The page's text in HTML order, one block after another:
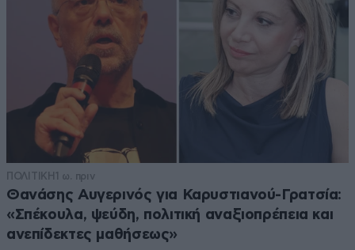
ΠΟΛΙΤΙΚΗ 1 ω. πριν
Θανάσης Αυγερινός για Καρυστιανού-Γρατσία:
«Σπέκουλα, ψεύδη, πολιτική αναξιοπρέπεια και
ανεπίδεκτες μαθήσεως»